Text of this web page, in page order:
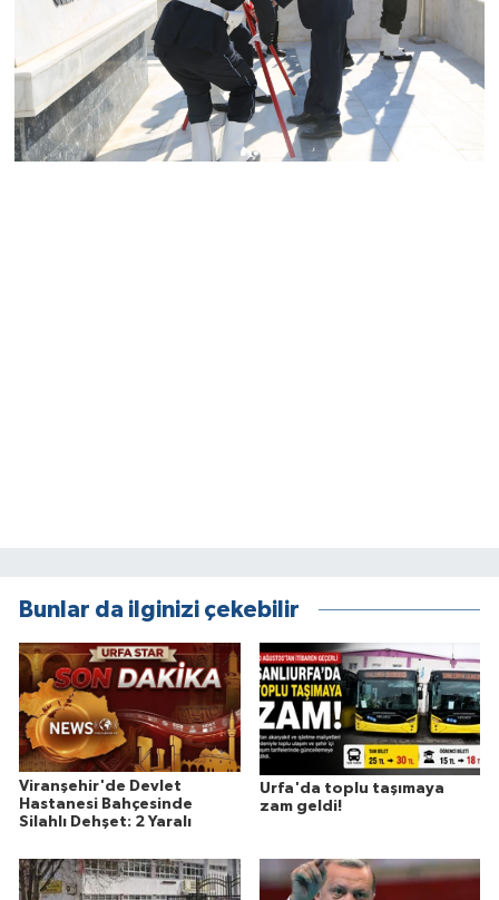
Bunlar da ilginizi çekebilir
Viranşehir'de Devlet
Hastanesi Bahçesinde
Silahlı Dehşet: 2 Yaralı
Urfa'da toplu taşımaya
zam geldi!